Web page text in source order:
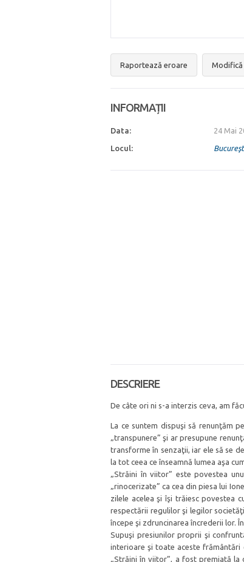
Raportează eroare Modifică
INFORMAȚII
Data: 24 Mai
Locul:
DESCRIERE
De câte ori ni s-a interzis ceva, am
La ce suntem dispuşi să renunţăm
„transpunere” şi ar presupune
transforme în senzaţii, iar ele să se
la tot ceea ce înseamnă lumea aşa
„Străini în viitor” este povestea
„rinocerizate” ca cea din piesa lui
zilele acelea şi îşi trăiesc povestea
respectării regulilor şi legilor
începe şi zdruncinarea încrederii lor.
Supuşi presiunilor proprii şi
interioare şi toate aceste frământări
„Străini în viitor”, a fost premiată la